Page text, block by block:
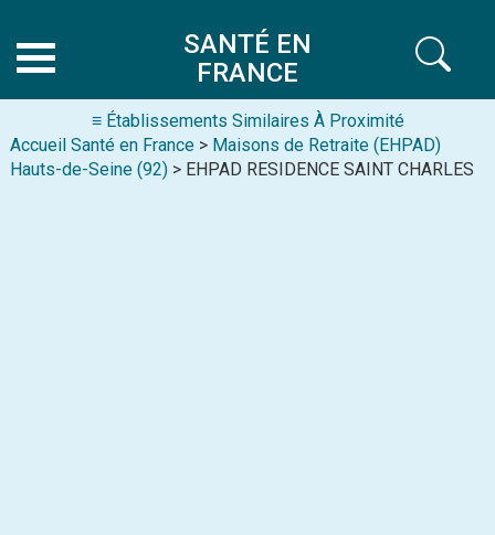
SANTÉ EN
FRANCE
≡ Établissements Similaires À Proximité
Accueil Santé en France > Maisons de Retraite (EHPAD)
Hauts-de-Seine (92) > EHPAD RESIDENCE SAINT CHARLES